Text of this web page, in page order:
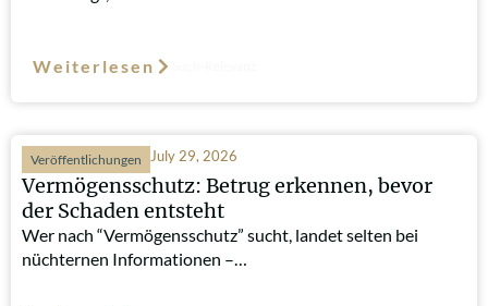
Weiterlesen
Veröffentlichungen July 29, 2026
Vermögensschutz: Betrug erkennen, bevor
der Schaden entsteht
Wer nach “Vermögensschutz” sucht, landet selten bei
nüchternen Informationen –…